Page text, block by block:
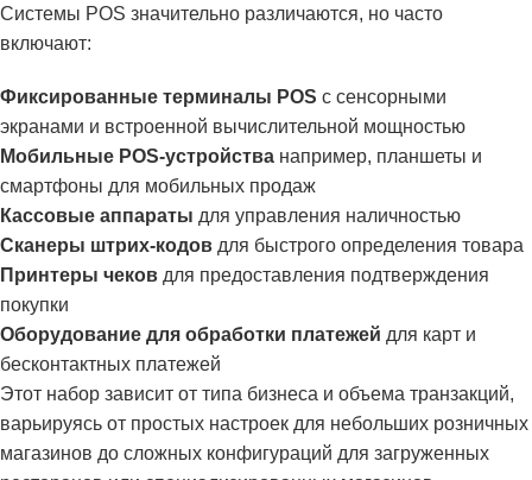
Системы POS значительно различаются, но часто
включают:
Фиксированные терминалы POS с сенсорными
экранами и встроенной вычислительной мощностью
Мобильные POS-устройства например, планшеты и
смартфоны для мобильных продаж
Кассовые аппараты для управления наличностью
Сканеры штрих-кодов для быстрого определения товара
Принтеры чеков для предоставления подтверждения
покупки
Оборудование для обработки платежей для карт и
бесконтактных платежей
Этот набор зависит от типа бизнеса и объема транзакций,
варьируясь от простых настроек для небольших розничных
магазинов до сложных конфигураций для загруженных